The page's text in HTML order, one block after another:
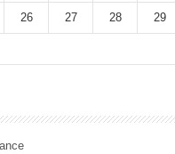
26 27 28 29